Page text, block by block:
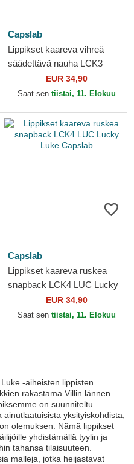
Capslab
Lippikset kaareva vihreä
säädettävä nauha LCK3
HEAB Lucky Luke Capslab
EUR 34,90
Saat sen tiistai, 11. Elokuu
Capslab
Lippikset kaareva ruskea
snapback LCK4 LUC Lucky
Luke CapslabEUR 34,90
Saat sen tiistai, 11. Elokuu
-aiheisten lippisten
rakastama Villin lännen
on suunniteltu
yksityiskohdista,
olemuksen. Nämä lippikset
yhdistämällä tyylin ja
tahansa tilaisuuteen.
malleja, jotka heijastavat